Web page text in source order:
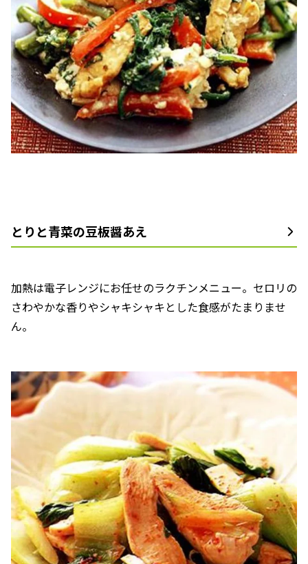
とりと青菜の豆板醤あえ
加熱は電子レンジにお任せのラクチンメニュー。セロリの
さわやかな香りやシャキシャキとした食感がたまりませ
ん。